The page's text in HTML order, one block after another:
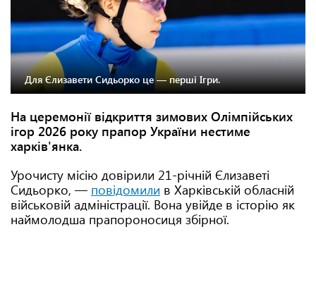
Для Єлизавети Сидьорко це — перші Ігри.
На церемонії відкриття зимових Олімпійських
ігор 2026 року прапор України нестиме
харків'янка.
Урочисту місію довірили 21-річній Єлизаветі
Сидьорко, — повідомили в Харківській обласній
військовій адміністрації. Вона увійде в історію як
наймолодша прапороносиця збірної.